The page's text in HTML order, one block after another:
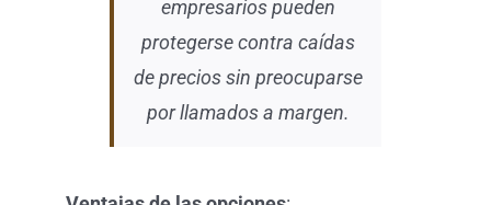
empresarios pueden
protegerse contra caídas
de precios sin preocuparse
por llamados a margen.